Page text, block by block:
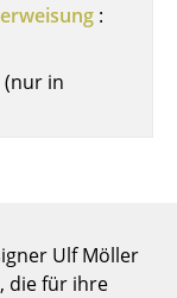
:
(nur in
Ulf Möller
die für ihre